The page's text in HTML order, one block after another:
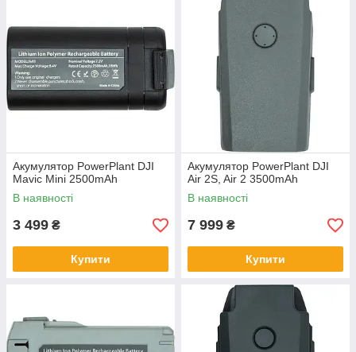
Акумулятор PowerPlant DJI
Mavic Mini 2500mAh
В наявності
3 499 ₴
Купити
Акумулятор PowerPlant DJI
Air 2S, Air 2 3500mAh
В наявності
7 999 ₴
Купити